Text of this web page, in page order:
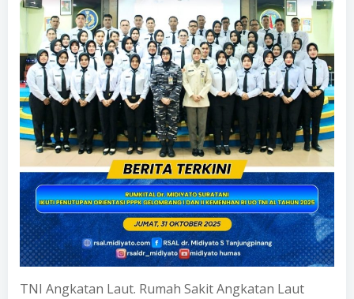
TNI Angkatan Laut. Rumah Sakit Angkatan Laut